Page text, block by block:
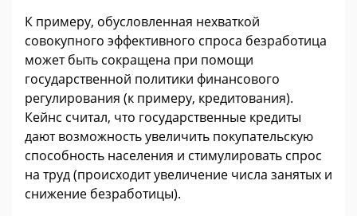
К примеру, обусловленная нехваткой
совокупного эффективного спроса безработица
может быть сокращена при помощи
государственной политики финансового
регулирования (к примеру, кредитования).
Кейнс считал, что государственные кредиты
дают возможность увеличить покупательскую
способность населения и стимулировать спрос
на труд (происходит увеличение числа занятых и
снижение безработицы).